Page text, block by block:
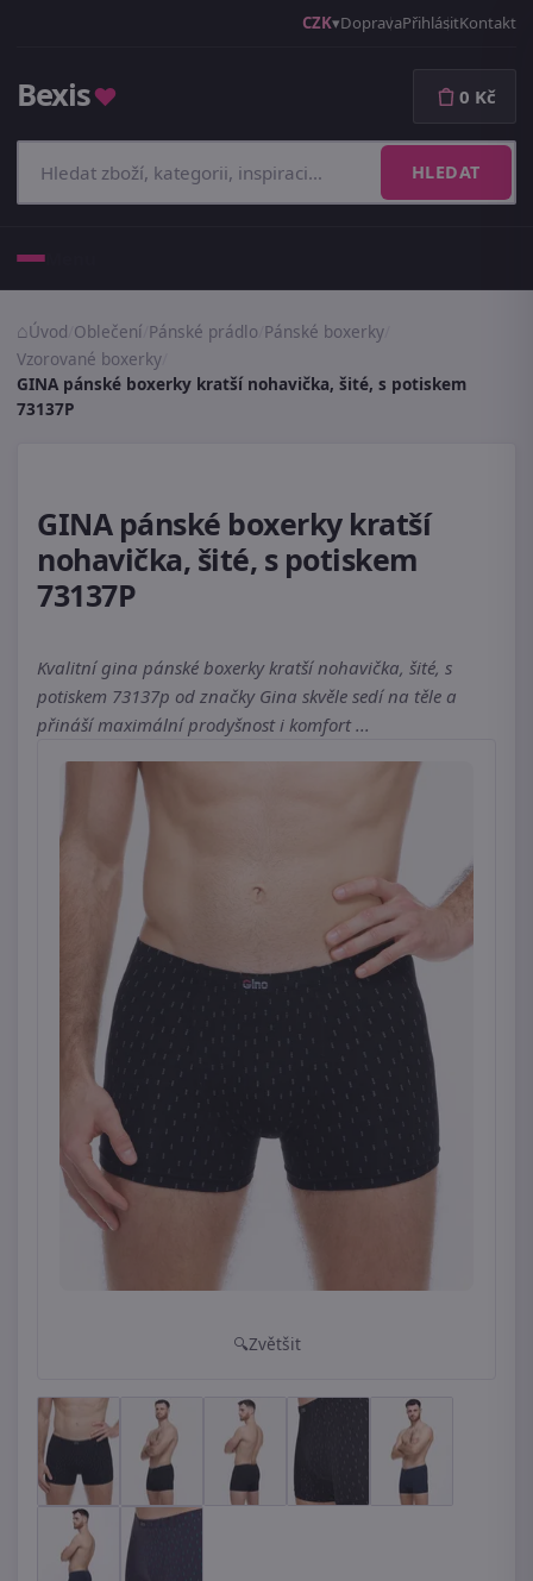
CZK DopravaPřihlásitKontakt
Bexis♥
HLEDAT
0 Kč
Úvod Oblečení Pánské prádlo Pánské boxerky
Vzorované boxerky
GINA pánské boxerky kratší nohavička, šité, s potiskem
73137P
GINA pánské boxerky kratší
nohavička, šité, s potiskem
73137P
Kvalitní gina pánské boxerky kratší nohavička, šité, s
potiskem 73137p od značky Gina skvěle sedí na těle a
přináší maximální prodyšnost i komfort ...
Zvětšit